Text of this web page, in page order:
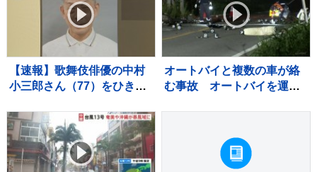
【速報】歌舞伎俳優の中村
小三郎さん（77）をひき逃
京・新宿区の路上で歩行者
の20代女性をはねてけがを
させたうえ、そのまま逃走
か 警視庁
オートバイと複数の車が絡
む事故 オートバイを運転
も その後ひき逃げの可能性